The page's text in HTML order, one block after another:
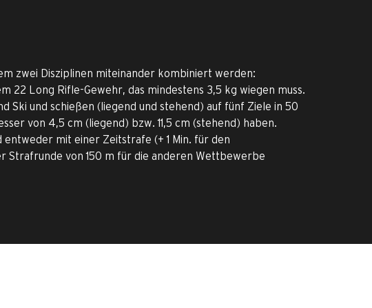
zwei Disziplinen miteinander kombiniert werden:
22 Long Rifle-Gewehr, das mindestens 3,5 kg wiegen muss.
Ski und schießen (liegend und stehend) auf fünf Ziele in 50
von 4,5 cm (liegend) bzw. 11,5 cm (stehend) haben.
mit einer Zeitstrafe (+ 1 Min. für den
Strafrunde von 150 m für die anderen Wettbewerbe